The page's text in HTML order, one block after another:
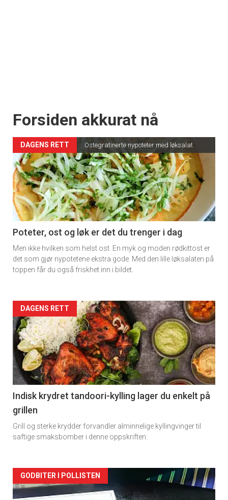
Forsiden akkurat nå
DAGENS RETT Ostegratinerte nypoteter med løksalat
Poteter, ost og løk er det du trenger i dag
Men ikke hvilken som helst ost. En myk og moden rødkittost er
det som gjør nypotetene ekstra gode. Med den lille løksalaten på
toppen får du også friskhet inn i bildet.
Forsiden
akkurat
nå
-
2
DAGENS RETT
Indisk krydret tandoori-kylling lager du enkelt på
grillen
Grill og sterke krydder forvandler alminnelige kyllingvinger til
saftige smaksbomber i denne oppskriften.
Forsiden
GODBITER I POLLISTEN